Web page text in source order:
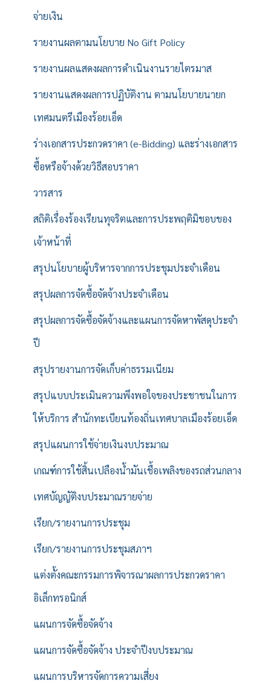
จ่ายเงิน
รายงานผลตามนโยบาย No Gift Policy
รายงานผลแสดงผลการดำเนินงานรายไตรมาส
รายงานแสดงผลการปฏิบัติงาน ตามนโยบายนายก
เทศมนตรีเมืองร้อยเอ็ด
ร่างเอกสารประกวดราคา (e-Bidding) และร่างเอกสาร
ซื้อหรือจ้างด้วยวิธีสอบราคา
วารสาร
สถิติเรื่องร้องเรียนทุจริตและการประพฤติมิชอบของ
เจ้าหน้าที่
สรุปนโยบายผู้บริหารจากการประชุมประจำเดือน
สรุปผลการจัดซื้อจัดจ้างประจำเดือน
สรุปผลการจัดซื้อจัดจ้างและแผนการจัดหาพัสดุประจำ
ปี
สรุปรายงานการจัดเก็บค่าธรรมเนียม
สรุปแบบประเมินความพึงพอใจของประชาชนในการ
ให้บริการ สำนักทะเบียนท้องถิ่นเทศบาลเมืองร้อยเอ็ด
สรุปแผนการใช้จ่ายเงินงบประมาณ
เกณฑ์การใช้สิ้นเปลืองน้ำมันเชื้อเพลิงของรถส่วนกลาง
เทศบัญญัติงบประมาณรายจ่าย
เรียก/รายงานการประชุม
เรียก/รายงานการประชุมสภาฯ
แต่งตั้งคณะกรรมการพิจารณาผลการประกวดราคา
อิเล็กทรอนิกส์
แผนการจัดซื้อจัดจ้าง
แผนการจัดซื้อจัดจ้าง ประจำปีงบประมาณ
แผนการบริหารจัดการความเสี่ยง